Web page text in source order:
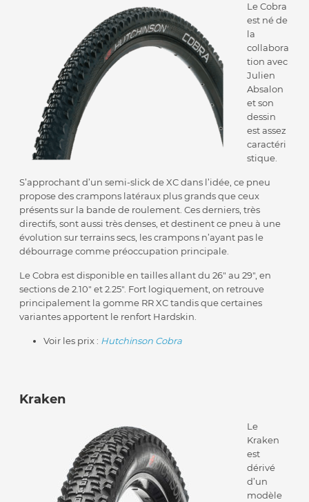
Le Cobra
est né de
la
collabora
tion avec
Julien
Absalon
et son
dessin
est assez
caractéri
stique.
S’approchant d’un semi-slick de XC dans l’idée, ce pneu
propose des crampons latéraux plus grands que ceux
présents sur la bande de roulement. Ces derniers, très
directifs, sont aussi très denses, et destinent ce pneu à une
évolution sur terrains secs, les crampons n’ayant pas le
débourrage comme préoccupation principale.
Le Cobra est disponible en tailles allant du 26″ au 29″, en
sections de 2.10″ et 2.25″. Fort logiquement, on retrouve
principalement la gomme RR XC tandis que certaines
variantes apportent le renfort Hardskin.
Voir les prix : Hutchinson Cobra
Kraken
Le
Kraken
est
dérivé
d’un
modèle